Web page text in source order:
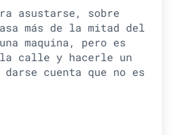
asustarse, sobre
más de la mitad del
maquina, pero es
calle y hacerle un
cuenta que no es